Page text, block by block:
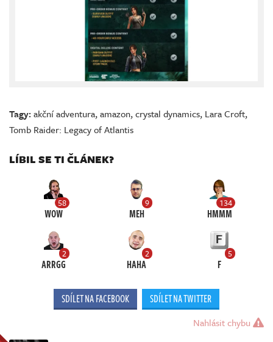
Tagy:akční adventura,amazon,crystal dynamics, Lara Croft,
Tomb Raider: Legacy of Atlantis
LÍBIL SE TI ČLÁNEK?
58
WOW
9
MEH
134
HMMM
2
ARRGG
2
HAHA
5
F
SDÍLET NA FACEBOOK SDÍLET NA TWITTER
Nahlásit chybu